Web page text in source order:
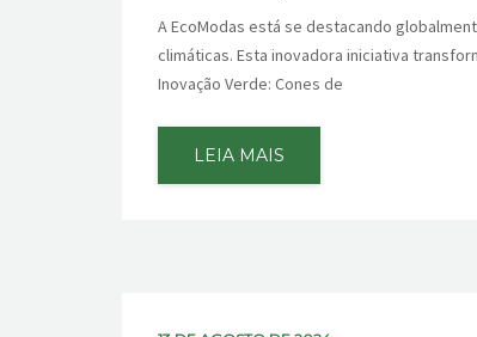
A EcoModas está se destacando
climáticas. Esta inovadora iniciativa
Inovação Verde: Cones de
LEIA MAIS